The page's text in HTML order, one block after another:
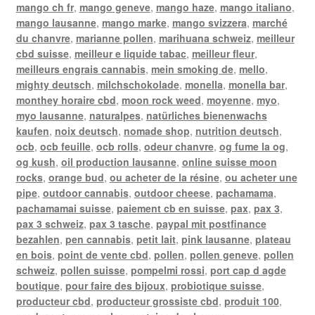
mango ch fr, mango geneve, mango haze, mango italiano,
mango lausanne, mango marke, mango svizzera, marché
du chanvre, marianne pollen, marihuana schweiz, meilleur
cbd suisse, meilleur e liquide tabac, meilleur fleur,
meilleurs engrais cannabis, mein smoking de, mello,
mighty deutsch, milchschokolade, monella, monella bar,
monthey horaire cbd, moon rock weed, moyenne, myo,
myo lausanne, naturalpes, natürliches bienenwachs
kaufen, noix deutsch, nomade shop, nutrition deutsch,
ocb, ocb feuille, ocb rolls, odeur chanvre, og fume la og,
og kush, oil production lausanne, online suisse moon
rocks, orange bud, ou acheter de la résine, ou acheter une
pipe, outdoor cannabis, outdoor cheese, pachamama,
pachamamai suisse, paiement cb en suisse, pax, pax 3,
pax 3 schweiz, pax 3 tasche, paypal mit postfinance
bezahlen, pen cannabis, petit lait, pink lausanne, plateau
en bois, point de vente cbd, pollen, pollen geneve, pollen
schweiz, pollen suisse, pompelmi rossi, port cap d agde
boutique, pour faire des bijoux, probiotique suisse,
producteur cbd, producteur grossiste cbd, produit 100,